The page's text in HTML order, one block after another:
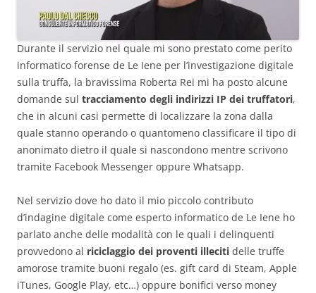
Durante il servizio nel quale mi sono prestato come perito
informatico forense de Le Iene per l’investigazione digitale
sulla truffa, la bravissima Roberta Rei mi ha posto alcune
domande sul tracciamento degli indirizzi IP dei truffatori,
che in alcuni casi permette di localizzare la zona dalla
quale stanno operando o quantomeno classificare il tipo di
anonimato dietro il quale si nascondono mentre scrivono
tramite Facebook Messenger oppure Whatsapp.
Nel servizio dove ho dato il mio piccolo contributo
d’indagine digitale come esperto informatico de Le Iene ho
parlato anche delle modalità con le quali i delinquenti
provvedono al riciclaggio dei proventi illeciti delle truffe
amorose tramite buoni regalo (es. gift card di Steam, Apple
iTunes, Google Play, etc…) oppure bonifici verso money